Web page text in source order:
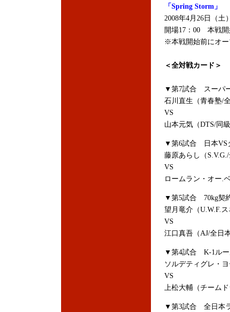
「Spring Storm」
2008年4月26日（土
開場17：00 本戦開
※本戦開始前にオ
＜全対戦カード＞
▼第7試合 スーパ
石川直生（青春塾/
VS
山本元気（DTS/同
▼第6試合 日本VS
藤原あらし（
VS
ロームラン・オー.
▼第5試合 70kg契
望月竜介（U.W.F.
VS
江口真吾（AJ/全日
▼第4試合 K-1ル
ソルデティグレ・
VS
上松大輔（チーム
▼第3試合 全日本